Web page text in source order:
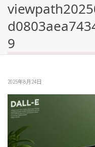
9
2025年8月24日